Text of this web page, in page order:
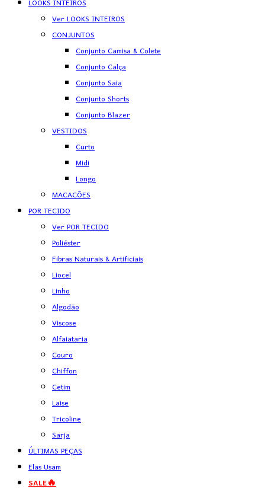
LOOKS INTEIROS
Ver LOOKS INTEIROS
CONJUNTOS
Conjunto Camisa & Colete
Conjunto Calça
Conjunto Saia
Conjunto Shorts
Conjunto Blazer
VESTIDOS
Curto
Midi
Longo
MACACÕES
POR TECIDO
Ver POR TECIDO
Poliéster
Fibras Naturais & Artificiais
Liocel
Linho
Algodão
Viscose
Alfaiataria
Couro
Chiffon
Cetim
Laise
Tricoline
Sarja
ÚLTIMAS PEÇAS
Elas Usam
SALE🔥